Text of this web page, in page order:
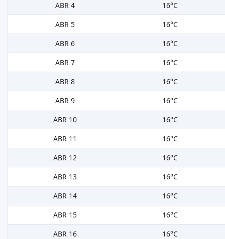
ABR 4
16°C
ABR 5
16°C
ABR 6
16°C
ABR 7
16°C
ABR 8
16°C
ABR 9
16°C
ABR 10
16°C
ABR 11
16°C
ABR 12
16°C
ABR 13
16°C
ABR 14
16°C
ABR 15
16°C
ABR 16
16°C